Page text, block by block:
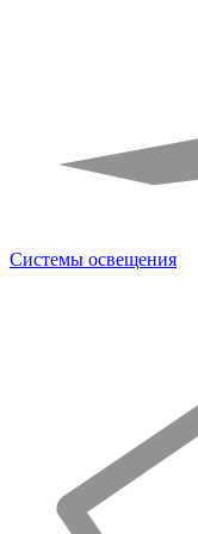
Системы освещения